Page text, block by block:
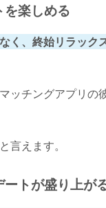
楽しめる
く、終始リラック
ッチングアプリの
言えます。
トが盛り上が